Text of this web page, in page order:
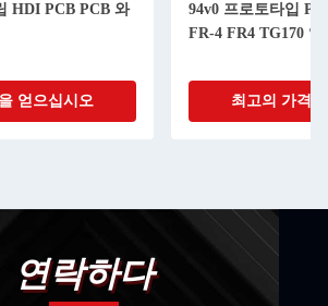
HDI PCB PCB 와
얻으십시오
94v0 프로토타입
FR-4 FR4 TG170 알
최고의 가격
연락하다